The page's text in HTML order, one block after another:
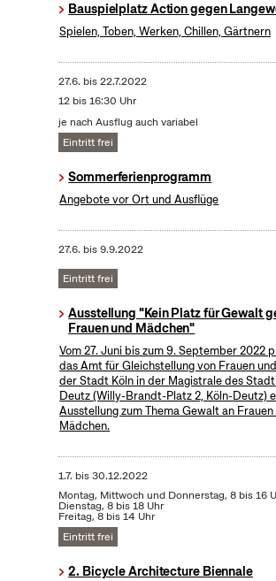
Bauspielplatz Action gegen
Spielen, Toben, Werken, Chillen, Gärtnern
27.6. bis22.7.2022
12 bis 16:30 Uhr
je nach Ausflug auch variabel
Eintritt frei
Sommerferienprogramm
Angebote vor Ort und Ausflüge
27.6. bis9.9.2022
Eintritt frei
Ausstellung "Kein Platz für Gewalt
Frauen und Mädchen"
Vom 27. Juni bis zum 9. September 2022
das Amt für Gleichstellung von Frauen
der Stadt Köln in der Magistrale des
Deutz (Willy-Brandt-Platz 2, Köln-Deutz)
Ausstellung zum Thema Gewalt an Frauen
Mädchen.
1.7. bis30.12.2022
Montag, Mittwoch und Donnerstag, 8 bis 16
Dienstag, 8 bis 18 Uhr
Freitag, 8 bis 14 Uhr
Eintritt frei
2. Bicycle Architecture Biennale